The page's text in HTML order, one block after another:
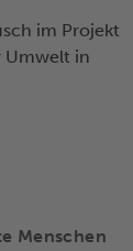
Menschen